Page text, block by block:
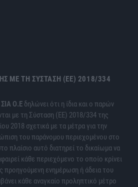
ΜΕ ΤΗ ΣΎΣΤΑΣΗ (ΕΕ) 2018/334
Ο.Ε δηλώνει ότι η ίδια και ο παρών
με τη Σύσταση (ΕΕ) 2018/334 της
2018 σχετικά με τα μέτρα για την
του παράνομου περιεχομένου στο
πλαίσιο αυτό διατηρεί το δικαίωμα να
κάθε περιεχόμενο το οποίο κρίνει
προηγούμενη ενημέρωση ή άδεια του
κάθε αναγκαίο προληπτικό μέτρο